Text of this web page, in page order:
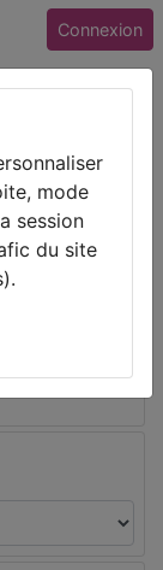
Connexion
TOURS
cette vidéo.
mode
session
du site